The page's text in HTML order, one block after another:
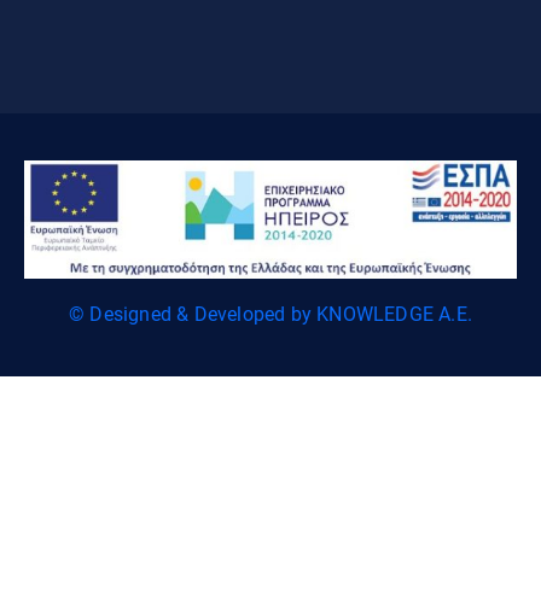
© Designed & Developed by KNOWLEDGE A.E.